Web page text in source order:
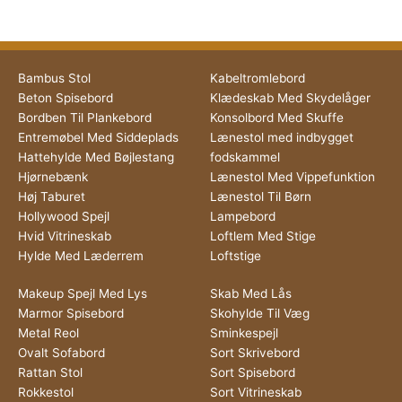
Bambus Stol
Beton Spisebord
Bordben Til Plankebord
Entremøbel Med Siddeplads
Hattehylde Med Bøjlestang
Hjørnebænk
Høj Taburet
Hollywood Spejl
Hvid Vitrineskab
Hylde Med Læderrem
Kabeltromlebord
Klædeskab Med Skydelåger
Konsolbord Med Skuffe
Lænestol med indbygget
fodskammel
Lænestol Med Vippefunktion
Lænestol Til Børn
Lampebord
Loftlem Med Stige
Loftstige
Makeup Spejl Med Lys
Marmor Spisebord
Metal Reol
Ovalt Sofabord
Rattan Stol
Rokkestol
Skab Med Lås
Skohylde Til Væg
Sminkespejl
Sort Skrivebord
Sort Spisebord
Sort Vitrineskab